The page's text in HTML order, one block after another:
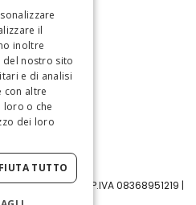
20143 Milano | P.IVA 08368951219 |
ITALIAN
il
inoltre
del nostro sito
e di analisi
con altre
loro o che
dei loro
TUTTO